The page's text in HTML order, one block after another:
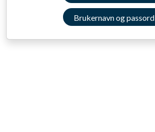
Brukernavn og passord